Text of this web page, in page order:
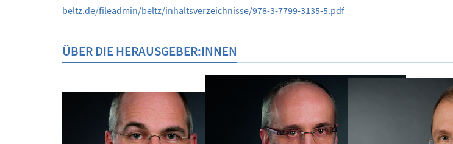
beltz.de/fileadmin/beltz/inhaltsverzeichnisse/978-3-7799-3135-5.pdf
ÜBER DIE HERAUSGEBER:INNEN